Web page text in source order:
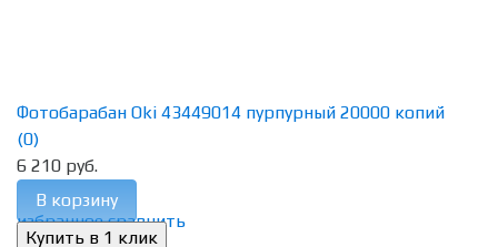
избранное сравнить
Фотобарабан Oki 43449014 пурпурный 20000 копий
(0)
6 210 руб.
В корзину